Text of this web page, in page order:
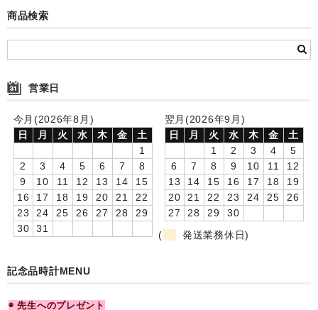
ラッピング・のし
カタログダウンロード
プライバシーポリシー
会社案内
商品検索
営業日
今月(2026年8月)
日
月 火 水 木 金
土
1
2
3 4 5 6 7
8
9
10 11 12 13 14
15
16
17 18 19 20 21
22
23
24 25 26 27 28
29
30
31
翌月(2026年9月)
日
月 火 水 木 金
土
1
2 3 4
5
6
7 8 9 10 11
12
13
14 15 16 17 18
19
20
21 22 23 24 25
26
27
28 29
30
(
発送業務休日)
記念品時計MENU
◉ 先生へのプレゼント